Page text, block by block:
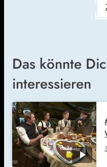
Das könnte
interessieren